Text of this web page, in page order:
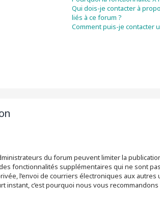
Qui dois-je contacter à
liés à ce forum ?
Comment puis-je contacter
du forum peuvent limiter la
fonctionnalités supplémentaires qui ne sont
l’envoi de courriers électroniques aux
instant, c’est pourquoi nous vous